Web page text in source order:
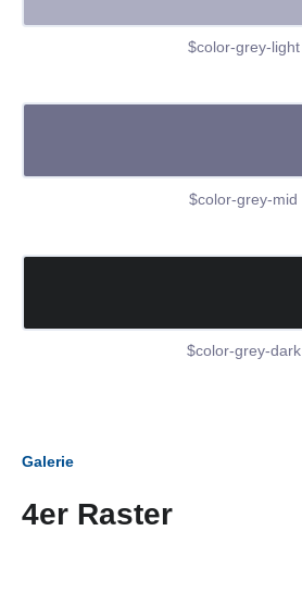
$color-grey-light
$color-grey-mid
$color-grey-dark
Galerie
4er Raster